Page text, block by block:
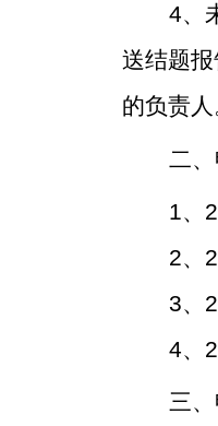
4、
送结题
的负责
二
1、
2、
3、
4、
三